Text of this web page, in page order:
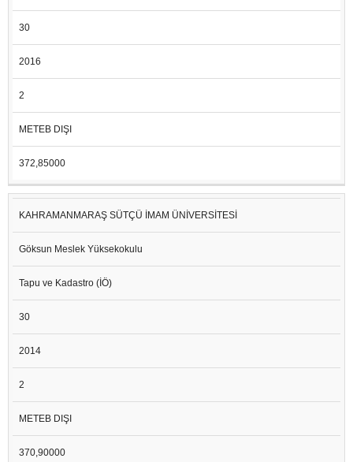
30
2016
2
METEB DIŞI
372,85000
KAHRAMANMARAŞ SÜTÇÜ İMAM ÜNİVERSİTESİ
Göksun Meslek Yüksekokulu
Tapu ve Kadastro (İÖ)
30
2014
2
METEB DIŞI
370,90000